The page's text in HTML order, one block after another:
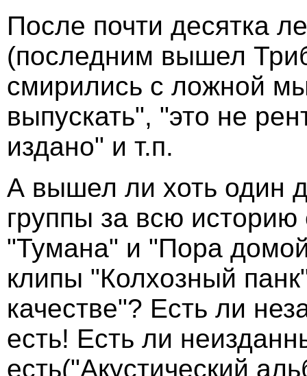
После почти десятка
(последним вышел
смирились с ложной
выпускать", "это не
издано" и т.п.
А вышел ли хоть один
группы за всю
"Тумана" и "Пора
клипы "Колхозный
качестве"? Есть ли
есть! Есть ли
есть("Акустический